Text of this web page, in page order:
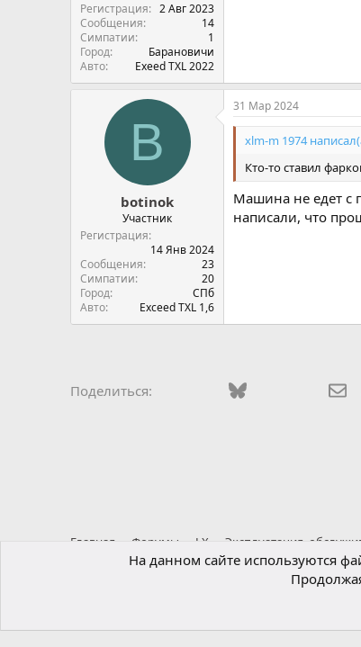
Регистрация
2 Авг 2023
Сообщения
14
Симпатии
1
Город
Барановичи
Авто
Exeed TXL 2022
B
botinok
Участник
Регистрация
14 Янв 2024
Сообщения
23
Симпатии
20
Город
СПб
Авто
Exceed TXL 1,6
31 Мар 2024
xlm-m 1974
Кто-то ставил
Машина не едет с
написали, что
Поделиться: Vkontakte
FacebookBlueskyWhatsApp
Главная Форумы LX Эксплуатация,
На данном сайте используются